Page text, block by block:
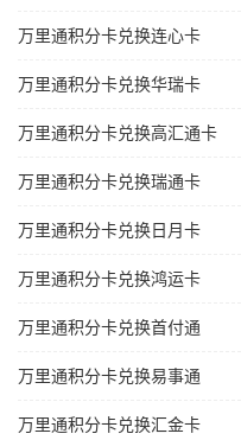
万里通积分卡兑换连心卡
万里通积分卡兑换华瑞卡
万里通积分卡兑换高汇通卡
万里通积分卡兑换瑞通卡
万里通积分卡兑换日月卡
万里通积分卡兑换鸿运卡
万里通积分卡兑换首付通
万里通积分卡兑换易事通
万里通积分卡兑换汇金卡